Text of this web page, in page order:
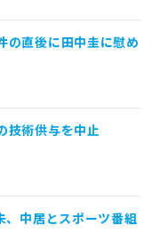
の直後に田中圭に慰め
技術供与を中止
、中居とスポーツ番組